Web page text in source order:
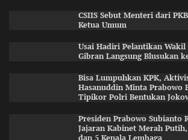
CSIIS Sebut Menteri dari
Ketua Umum
Usai Hadiri Pelantikan
Gibran Langsung Blusukan
Bisa Lumpuhkan KPK,
Hasanuddin Minta Prabowo
Tipikor Polri Bentukan
Presiden Prabowo Subianto
Jajaran Kabinet Merah